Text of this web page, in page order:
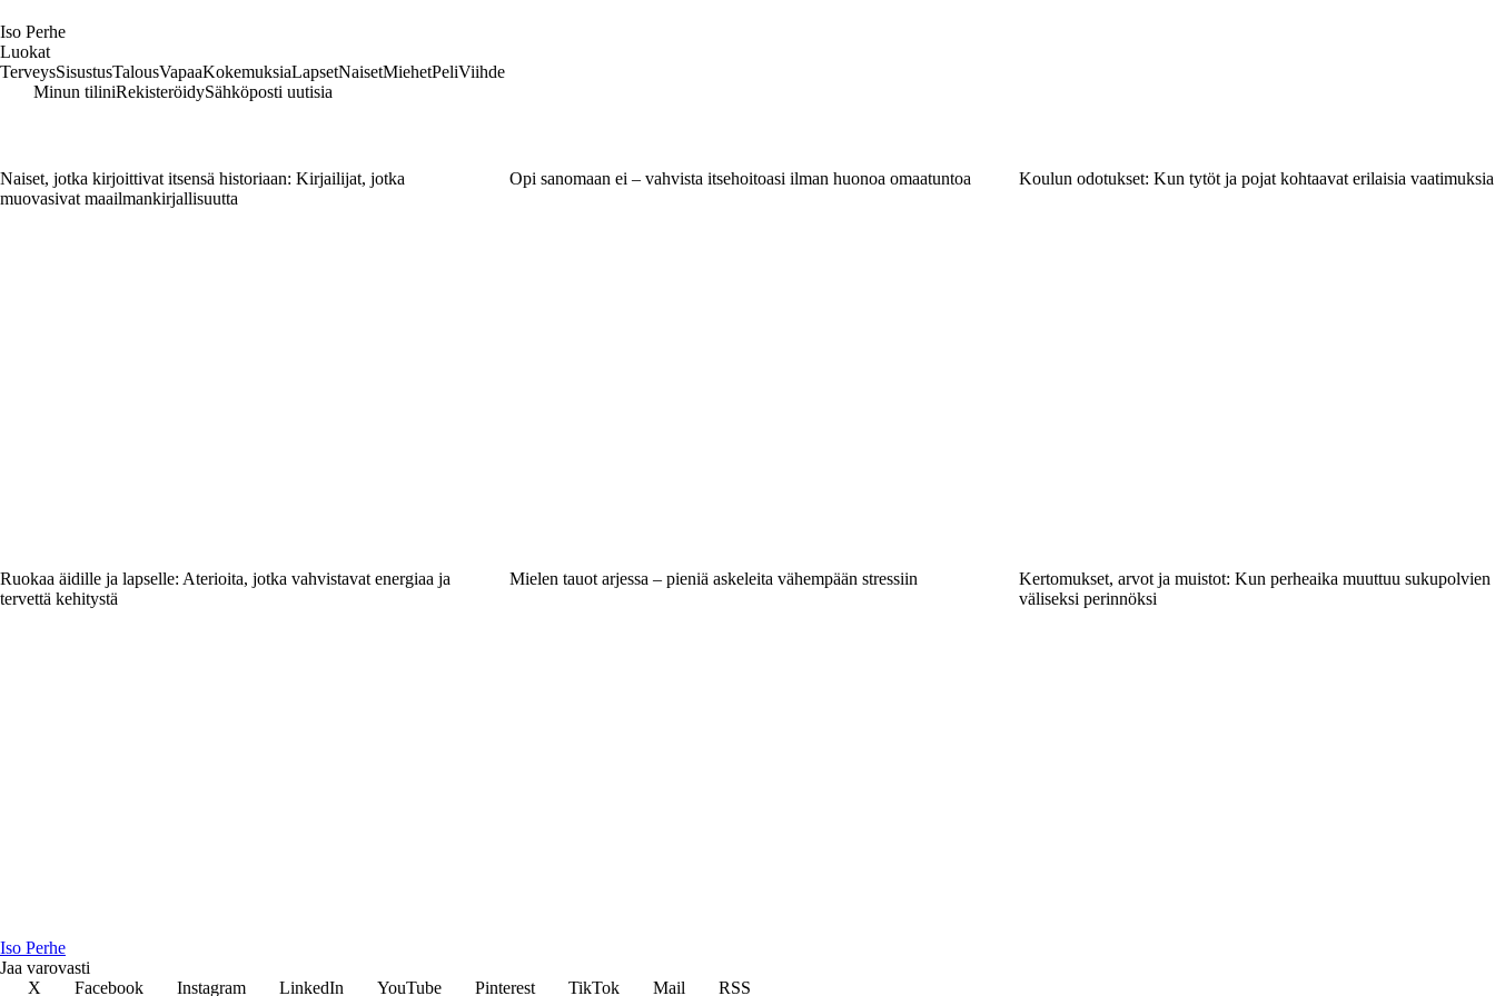
Iso Perhe
Luokat
TerveysSisustusTalousVapaaKokemuksiaLapsetNaisetMiehetPeliViihde
Minun tiliniRekisteröidySähköposti uutisia
Naiset, jotka kirjoittivat itsensä historiaan: Kirjailijat, jotka
muovasivat maailmankirjallisuutta
Opi sanomaan ei – vahvista itsehoitoasi ilman huonoa omaatuntoa Koulun odotukset: Kun tytöt ja pojat kohtaavat erilaisia vaatimuksia
Ruokaa äidille ja lapselle: Aterioita, jotka vahvistavat energiaa ja
tervettä kehitystä
Mielen tauot arjessa – pieniä askeleita vähempään stressiin
Kertomukset, arvot ja muistot: Kun perheaika muuttuu sukupolvien
väliseksi perinnöksi
Iso Perhe
Jaa varovasti
X
Facebook Instagram LinkedIn YouTube Pinterest TikTok Mail RSS